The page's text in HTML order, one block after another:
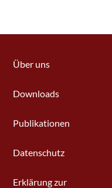
Über uns
Downloads
Publikationen
Datenschutz
Erklärung zur